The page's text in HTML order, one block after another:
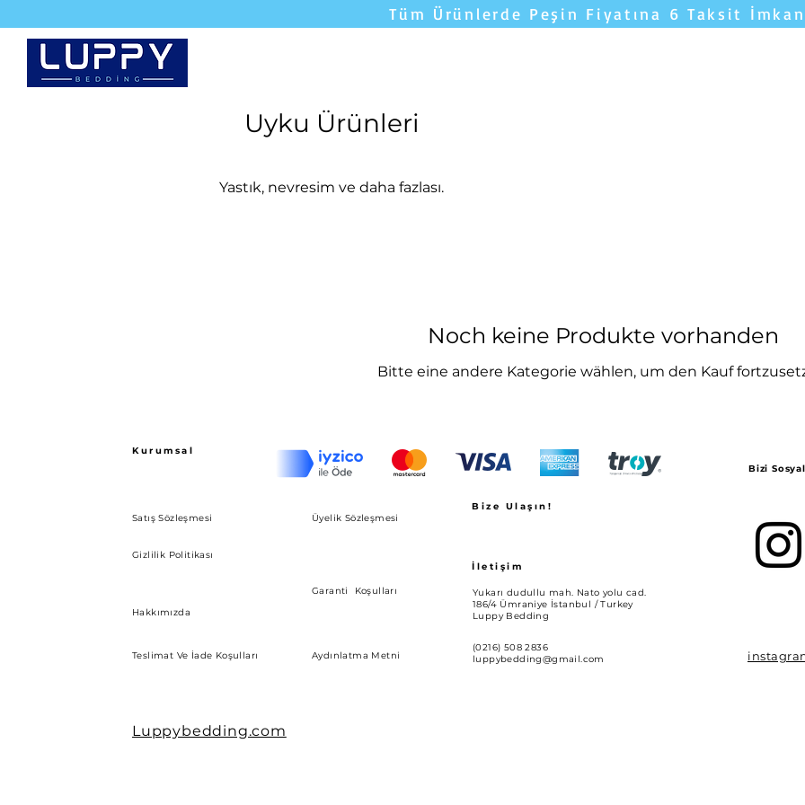
Tüm Ürünlerde Peşin Fiyatına 6 Taksit
Uyku Ürünleri
Yastık, nevresim ve daha fazlası.
Noch keine Produkte vorhanden
Bitte eine andere Kategorie wählen, um den Kauf
Kurumsal
Bize Ulaşın!
Satış Sözleşmesi
Üyelik Sözleşmesi
Gizlilik Politikası
İletişim
Hakkımızda
Teslimat Ve İade Koşulları
Garanti Koşulları
Aydınlatma Metni
Yukarı dudullu mah. Nato yolu cad.
186/4 Ümraniye İstanbul / Turkey
Luppy Bedding
(0216) 508 2836
luppybedding@gmail.com
Luppybedding.com
Bizi